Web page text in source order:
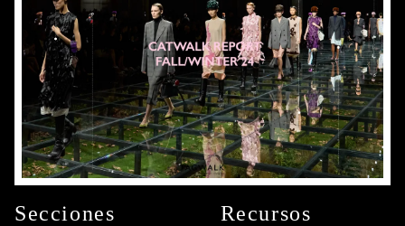
Secciones
Recursos